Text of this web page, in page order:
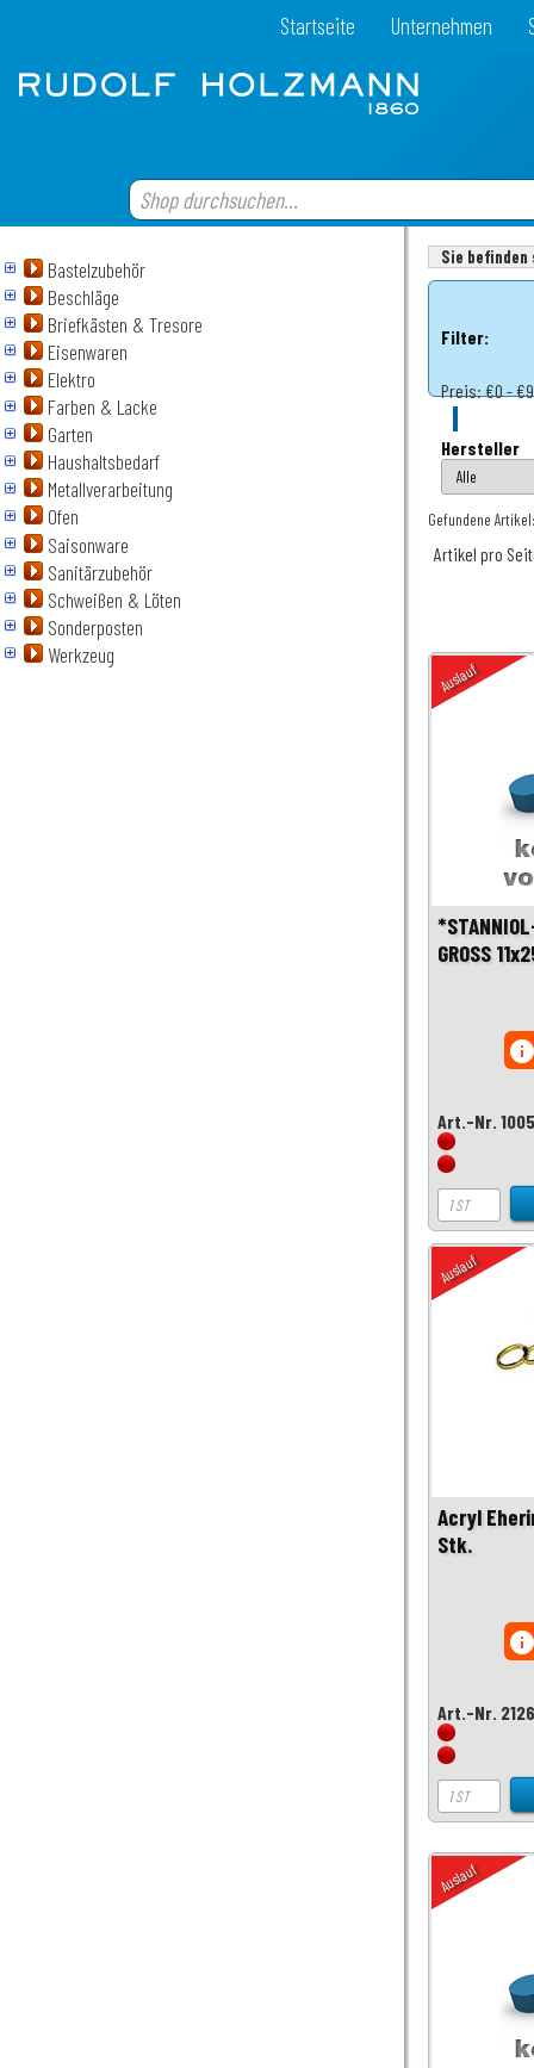
Startseite Unternehmen
Bastelzubehör
Beschläge
Briefkästen & Tresore
Eisenwaren
Elektro
Farben & Lacke
Garten
Haushaltsbedarf
Metallverarbeitung
Ofen
Saisonware
Sanitärzubehör
Schweißen & Löten
Sonderposten
Werkzeug
Sie
Filter:
Preis:€0 -
Hersteller
Gefundene
Artikel pro
Auslauf
GROSS
Art.-Nr.
Auslauf
Acryl
Stk.
Art.-Nr.
Auslauf